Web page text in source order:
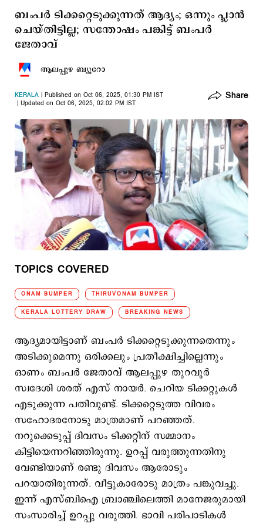
ബംപര്‍ ടിക്കറ്റെടുക്കുന്നത് ആദ്യം; ഒന്നും പ്ലാന്‍
ചെയ്തിട്ടില്ല; സന്തോഷം പങ്കിട്ട് ബംപര്‍
ജേതാവ്
ആലപ്പുഴ ബ്യൂറോ
KERALA
Published on Oct 06, 2025, 01:30 PM IST
Updated on Oct 06, 2025, 02:02 PM IST
Share
TOPICS COVERED
ONAM BUMPER THIRUVONAM BUMPER
KERALA LOTTERY DRAW BREAKING NEWS
ആദ്യമായിട്ടാണ് ബംപര്‍ ടിക്കറ്റെടുക്കുന്നതെന്നും
അടിക്കുമെന്നു ഒരിക്കലും പ്രതീക്ഷിച്ചില്ലെന്നും
ഓണം ബംപര്‍ ജേതാവ് ആലപ്പുഴ തുറവൂര്‍
സ്വദേശി ശരത് എസ് നായര്‍. ചെറിയ ടിക്കറ്റുകള്‍
എടുക്കുന്ന പതിവുണ്ട്. ടിക്കറ്റെടുത്ത വിവരം
സഹോദരനോടു മാത്രമാണ് പറഞ്ഞത്.
നറുക്കെടുപ്പ് ദിവസം ടിക്കറ്റിന് സമ്മാനം
കിട്ടിയെന്നറിഞ്ഞിരുന്നു. ഉറപ്പ് വരുത്തുന്നതിനു
വേണ്ടിയാണ് രണ്ടു ദിവസം ആരോടും
പറയാതിരുന്നത്. വീട്ടുകാരോടു മാത്രം പങ്കുവച്ചു.
ഇന്ന് എസ്ബിഐ ബ്രാഞ്ചിലെത്തി മാനേജരുമായി
സംസാരിച്ച് ഉറപ്പു വരുത്തി. ഭാവി പരിപാടികള്‍